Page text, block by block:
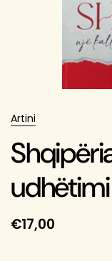
Artini
€17,00